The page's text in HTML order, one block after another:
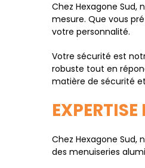
Chez Hexagone
mesure. Que vous
votre personnalité.
Votre sécurité est
robuste tout en
matière de sécurité
Chez Hexagone
des menuiseries